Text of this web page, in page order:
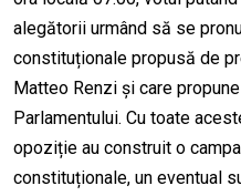
alegătorii urmând să se
constituționale propusă de
Matteo Renzi și care
Parlamentului. Cu toate
opoziție au construit o
constituționale, un eventual